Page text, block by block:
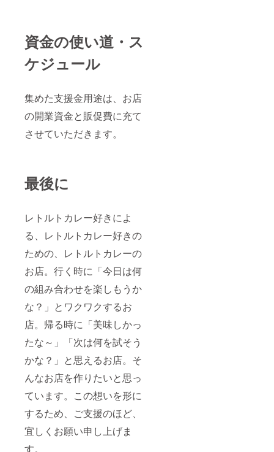
資金の使い道・ス
ケジュール
集めた支援金用途は、お店
の開業資金と販促費に充て
させていただきます。
最後に
レトルトカレー好きによ
る、レトルトカレー好きの
ための、レトルトカレーの
お店。行く時に「今日は何
の組み合わせを楽しもうか
な？」とワクワクするお
店。帰る時に「美味しかっ
たな～」「次は何を試そう
かな？」と思えるお店。そ
んなお店を作りたいと思っ
ています。この想いを形に
するため、ご支援のほど、
宜しくお願い申し上げま
す。